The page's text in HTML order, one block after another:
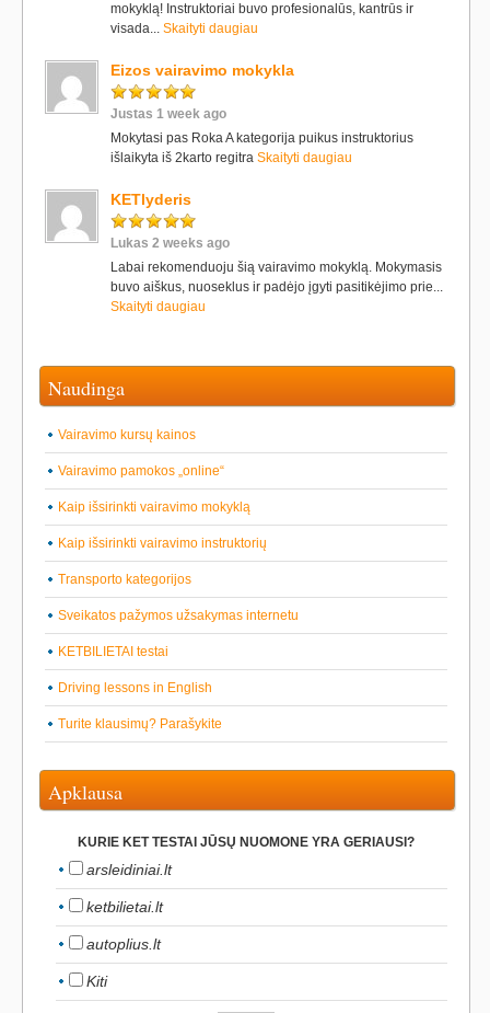
mokyklą! Instruktoriai buvo profesionalūs, kantrūs ir
visada... Skaityti daugiau
Eizos vairavimo mokykla
Justas 1 week ago
Mokytasi pas Roka A kategorija puikus instruktorius
išlaikyta iš 2karto regitra Skaityti daugiau
KETlyderis
Lukas 2 weeks ago
Labai rekomenduoju šią vairavimo mokyklą. Mokymasis
buvo aiškus, nuoseklus ir padėjo įgyti pasitikėjimo prie...
Skaityti daugiau
Naudinga
Vairavimo kursų kainos
Vairavimo pamokos „online“
Kaip išsirinkti vairavimo mokyklą
Kaip išsirinkti vairavimo instruktorių
Transporto kategorijos
Sveikatos pažymos užsakymas internetu
KETBILIETAI testai
Driving lessons in English
Turite klausimų? Parašykite
Apklausa
KURIE KET TESTAI JŪSŲ NUOMONE YRA GERIAUSI?
arsleidiniai.lt
ketbilietai.lt
autoplius.lt
Kiti